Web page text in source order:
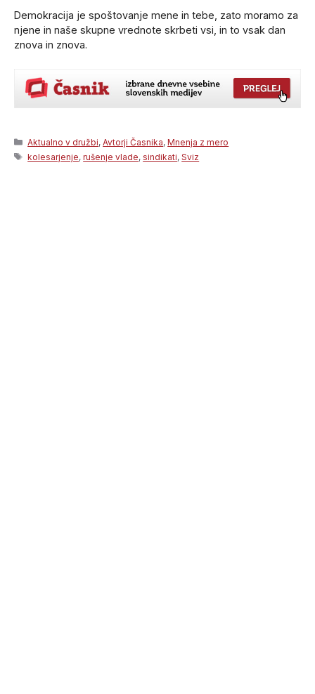
Demokracija je spoštovanje mene in tebe, zato moramo za
njene in naše skupne vrednote skrbeti vsi, in to vsak dan
znova in znova.
Categories
Aktualno v družbi, Avtorji Časnika,Mnenja z mero
Tags
kolesarjenje,rušenje vlade,sindikati,Sviz